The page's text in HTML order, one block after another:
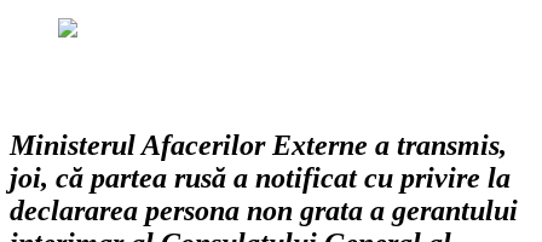
Ministerul Afacerilor Externe a transmis,
joi, că partea rusă a notificat cu privire la
declararea persona non grata a gerantului